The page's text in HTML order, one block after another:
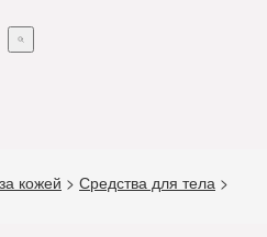
кожей > Средства для тела >